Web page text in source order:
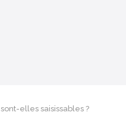
elles saisissables ?